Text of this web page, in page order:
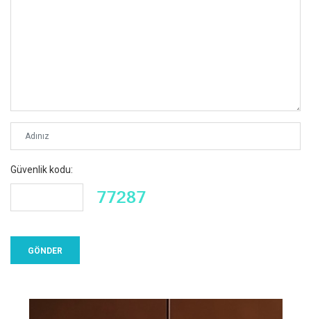
Güvenlik kodu: